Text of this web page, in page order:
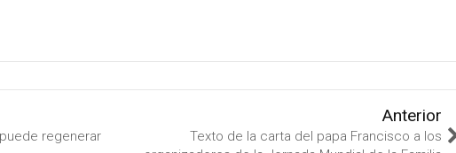
regenerar
Anterior
Texto de la carta del papa Francisco a los